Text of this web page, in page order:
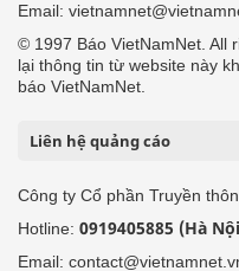
Email:
© 1997 Báo VietNamNet. All
lại thông tin từ website này
báo VietNamNet.
Liên hệ quảng cáo
Công ty Cổ phần Truyền
Hotline: 0919405885 (Hà
Email: